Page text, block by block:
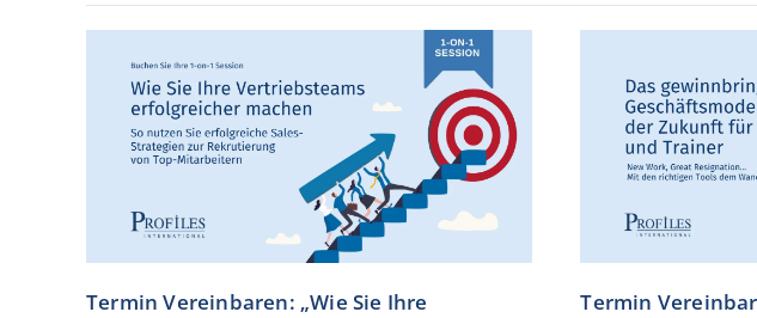
Termin Vereinbaren: „Wie Sie Ihre
Termin